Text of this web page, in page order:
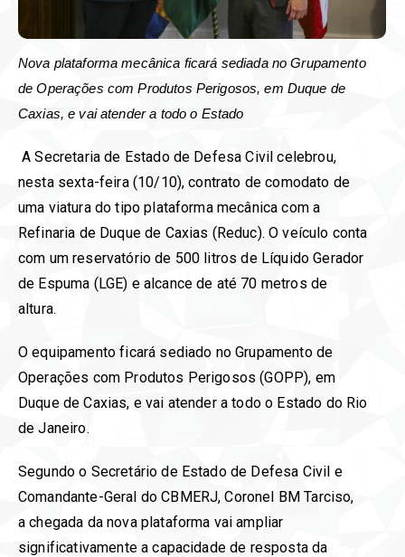
Nova plataforma mecânica ficará sediada no Grupamento
de Operações com Produtos Perigosos, em Duque de
Caxias, e vai atender a todo o Estado
A Secretaria de Estado de Defesa Civil celebrou,
nesta sexta-feira (10/10), contrato de comodato de
uma viatura do tipo plataforma mecânica com a
Refinaria de Duque de Caxias (Reduc). O veículo conta
com um reservatório de 500 litros de Líquido Gerador
de Espuma (LGE) e alcance de até 70 metros de
altura.
O equipamento ficará sediado no Grupamento de
Operações com Produtos Perigosos (GOPP), em
Duque de Caxias, e vai atender a todo o Estado do Rio
de Janeiro.
Segundo o Secretário de Estado de Defesa Civil e
Comandante-Geral do CBMERJ, Coronel BM Tarciso,
a chegada da nova plataforma vai ampliar
significativamente a capacidade de resposta da